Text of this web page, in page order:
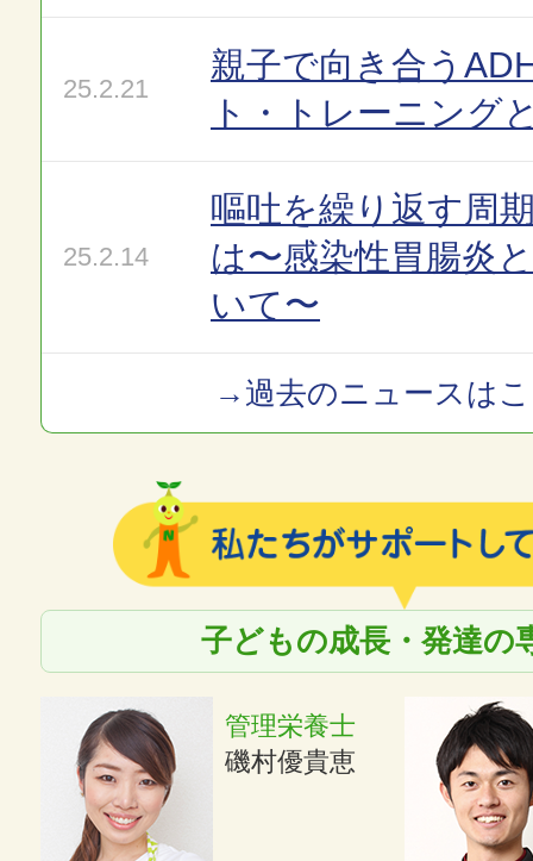
25.2.21
親子で向き合う
ト・トレーニング
25.2.14
嘔吐を繰り返す周
は〜感染性胃腸炎
いて〜
→過去のニュースは
子どもの成長・発達の
管理栄養士
磯村優貴恵